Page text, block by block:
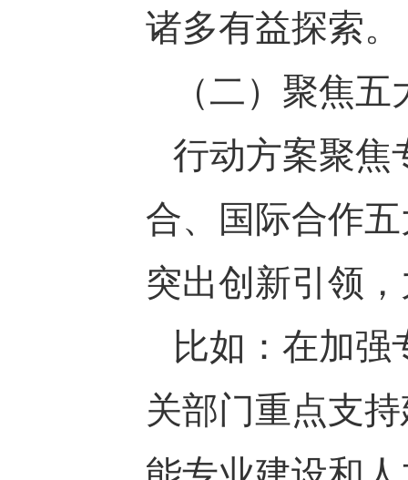
诸多有益探索。
（二）聚焦
行动方案聚焦
合、国际合作
突出创新引领
比如：在加
关部门重点支